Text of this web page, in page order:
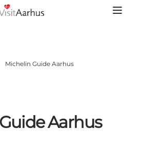
Michelin Guide Aarhus
Aarhus